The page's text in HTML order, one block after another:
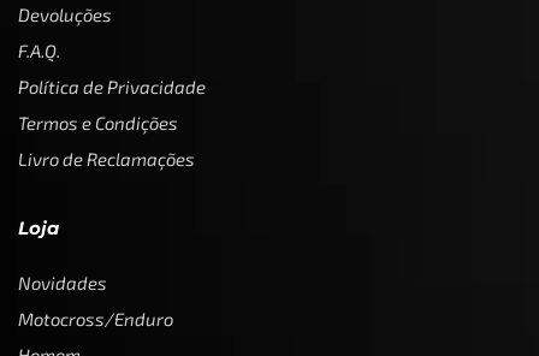
Devoluções
F.A.Q.
Política de Privacidade
Termos e Condições
Livro de Reclamações
Loja
Novidades
Motocross/Enduro